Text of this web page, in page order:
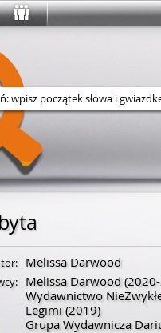
Wyszukaj w serwisie
Melissa Darwood
Melissa Darwood
Wydawnictwo
Legimi (2019)
Grupa Wydawnicza